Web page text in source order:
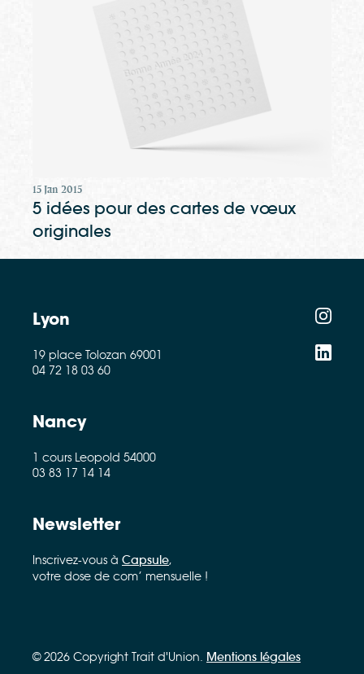
15 Jan 2015
5 idées pour des cartes de vœux
originales
Lyon
19 place Tolozan 69001
04 72 18 03 60
Nancy
1 cours Leopold 54000
03 83 17 14 14
Newsletter
Inscrivez-vous à Capsule,
votre dose de com’ mensuelle !
© 2026 Copyright Trait d'Union. Mentions légales